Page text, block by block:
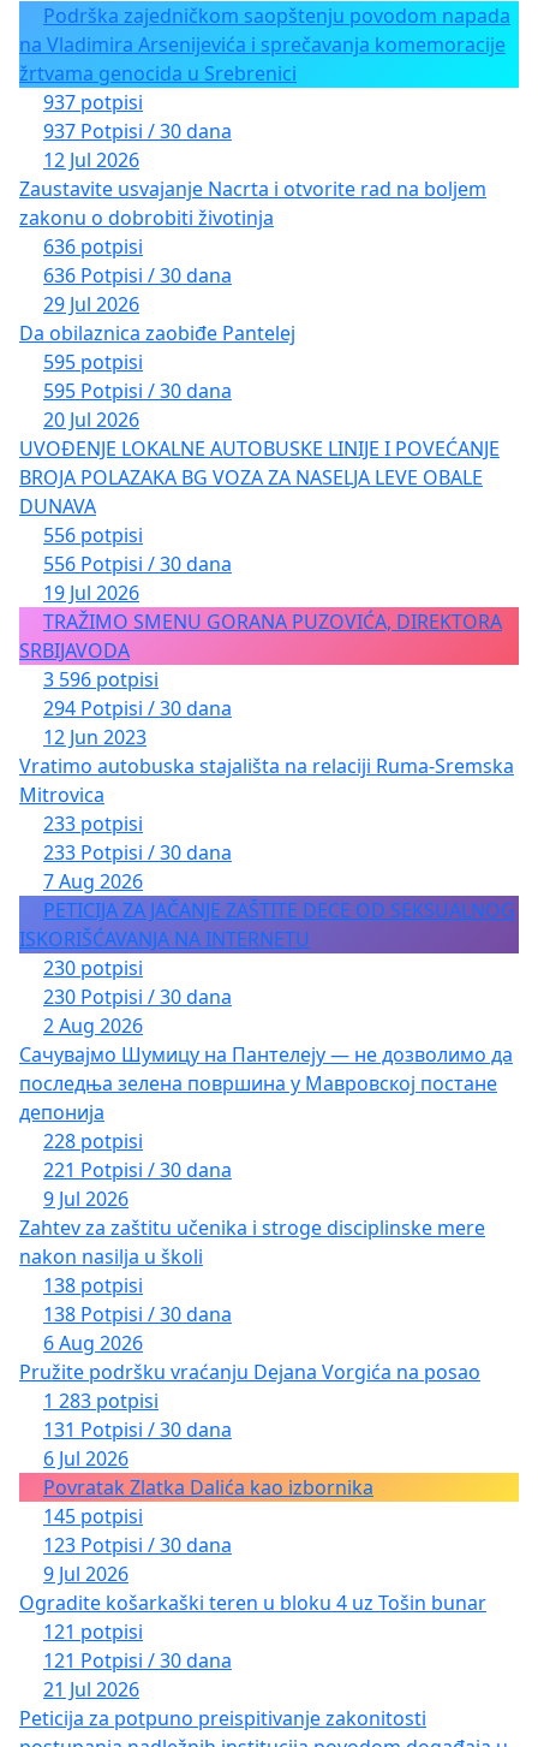
Podrška zajedničkom saopštenju povodom napada
na Vladimira Arsenijevića i sprečavanja komemoracije
žrtvama genocida u Srebrenici
937 potpisi
937 Potpisi / 30 dana
12 Jul 2026
Zaustavite usvajanje Nacrta i otvorite rad na boljem
zakonu o dobrobiti životinja
636 potpisi
636 Potpisi / 30 dana
29 Jul 2026
Da obilaznica zaobiđe Pantelej
595 potpisi
595 Potpisi / 30 dana
20 Jul 2026
UVOĐENJE LOKALNE AUTOBUSKE LINIJE I POVEĆANJE
BROJA POLAZAKA BG VOZA ZA NASELJA LEVE OBALE
DUNAVA
556 potpisi
556 Potpisi / 30 dana
19 Jul 2026
TRAŽIMO SMENU GORANA PUZOVIĆA, DIREKTORA
SRBIJAVODA
3 596 potpisi
294 Potpisi / 30 dana
12 Jun 2023
Vratimo autobuska stajališta na relaciji Ruma-Sremska
Mitrovica
233 potpisi
233 Potpisi / 30 dana
7 Aug 2026
PETICIJA ZA JAČANJE ZAŠTITE DECE OD SEKSUALNOG
ISKORIŠĆAVANJA NA INTERNETU
230 potpisi
230 Potpisi / 30 dana
2 Aug 2026
Сачувајмо Шумицу на Пантелеју — не дозволимо да
последња зелена површина у Мавровској постане
депонија
228 potpisi
221 Potpisi / 30 dana
9 Jul 2026
Zahtev za zaštitu učenika i stroge disciplinske mere
nakon nasilja u školi
138 potpisi
138 Potpisi / 30 dana
6 Aug 2026
Pružite podršku vraćanju Dejana Vorgića na posao
1 283 potpisi
131 Potpisi / 30 dana
6 Jul 2026
Povratak Zlatka Dalića kao izbornika
145 potpisi
123 Potpisi / 30 dana
9 Jul 2026
Ogradite košarkaški teren u bloku 4 uz Tošin bunar
121 potpisi
121 Potpisi / 30 dana
21 Jul 2026
Peticija za potpuno preispitivanje zakonitosti